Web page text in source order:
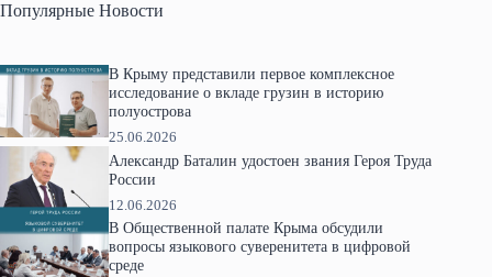
Популярные Новости
В Крыму представили первое комплексное
исследование о вкладе грузин в историю
полуострова
25.06.2026
Александр Баталин удостоен звания Героя Труда
России
12.06.2026
В Общественной палате Крыма обсудили
вопросы языкового суверенитета в цифровой
среде